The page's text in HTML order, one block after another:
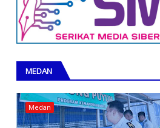
MEDAN
Medan